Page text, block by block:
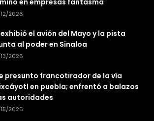
2026
exhibió el avión del Mayo y la pista
al poder en Sinaloa
2026
presunto francotirador de la vía
en puebla; enfrentó a balazos
autoridades
2026